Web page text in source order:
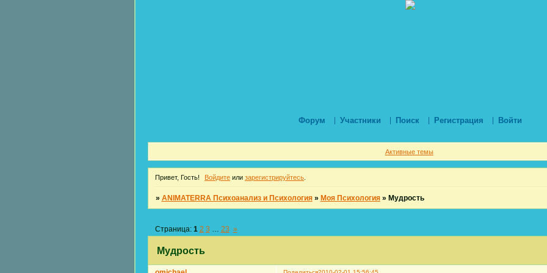
Форум Участники Поиск Регистрация Войти
Активные темы
Привет, Гость! Войдите или зарегистрируйтесь
» ANIMATERRA Психоанализ и Психология » Моя Психология » Мудрость
Мудрость
Страница: 1 2 3 23 »